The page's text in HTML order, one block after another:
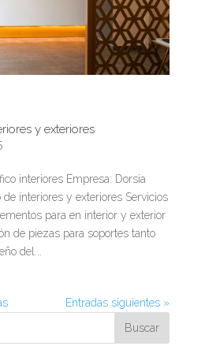
y exteriores
interiores Empresa: Dorsia
interiores y exteriores Servicios
para en interior y exterior
de piezas para soportes tanto
del...
Entradas siguientes »